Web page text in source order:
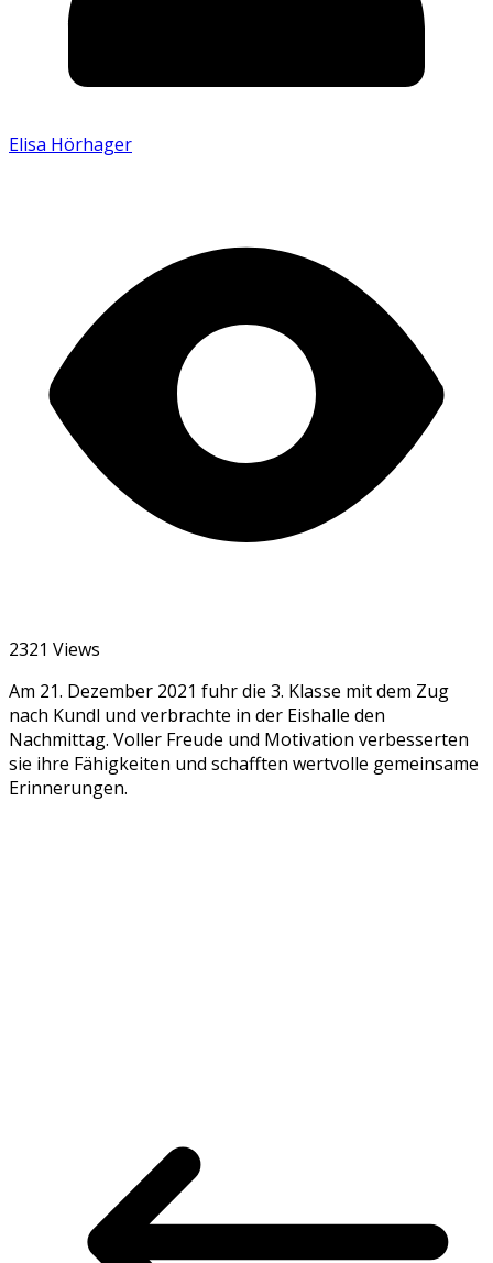
Elisa Hörhager
2321 Views
Am 21. Dezember 2021 fuhr die 3. Klasse mit dem Zug
nach Kundl und verbrachte in der Eishalle den
Nachmittag. Voller Freude und Motivation verbesserten
sie ihre Fähigkeiten und schafften wertvolle gemeinsame
Erinnerungen.